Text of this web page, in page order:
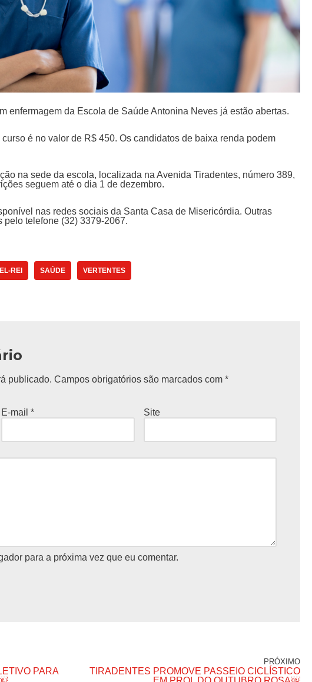
enfermagem da Escola de Saúde Antonina Neves já estão abertas.
é no valor de R$ 450. Os candidatos de baixa renda podem
na sede da escola, localizada na Avenida Tiradentes, número 389,
seguem até o dia 1 de dezembro.
nas redes sociais da Santa Casa de Misericórdia. Outras
pelo telefone (32) 3379-2067.
REI SAÚDE VERTENTES
publicado. Campos obrigatórios são marcados com *
E-mail* Site
para a próxima vez que eu comentar.
PARA
PRÓXIMO
TIRADENTES PROMOVE PASSEIO CICLÍSTICO